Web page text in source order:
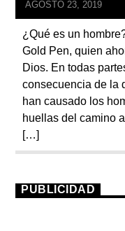
AGOSTO 23, 2019
¿Qué es un
Gold Pen, quien
Dios. En todas
consecuencia de la
han causado los
huellas del camino
[…]
PUBLICIDAD